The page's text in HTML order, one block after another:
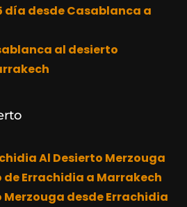
día desde Casablanca a
al desierto
Al Desierto Merzouga
Errachidia a Marrakech
desde Errachidia